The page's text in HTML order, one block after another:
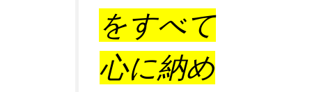
をすべて
心に納め